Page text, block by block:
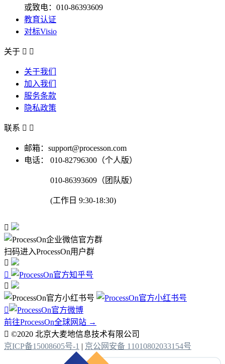
或致电：010-86393609
教育认证
对标Visio
关于  
关于我们
加入我们
服务条款
隐私政策
联系  
邮箱：support@processon.com
电话：
010-82796300（个人版）
010-86393609（团队版）
(工作日 9:30-18:30)

扫码进入ProcessOn用户群




前往ProcessOn全球网站 →
 ©2020 北京大麦地信息技术有限公司
京ICP备15008605号-1 | 京公网安备 11010802033154号